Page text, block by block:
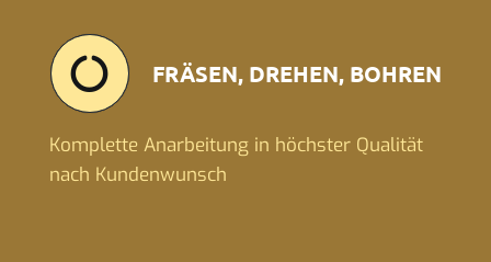
FRÄSEN, DREHEN, BOHREN
Komplette Anarbeitung in höchster Qualität
nach Kundenwunsch